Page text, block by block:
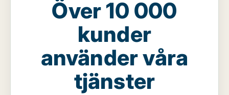
Över 10 000
kunder
använder våra
tjänster